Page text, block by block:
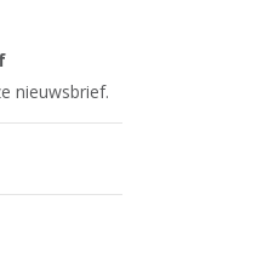
nieuwsbrief.